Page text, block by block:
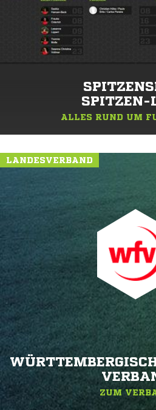
SPITZEN-
ALLES RUND UM
LANDESVERBAND
ZUM